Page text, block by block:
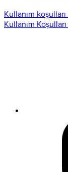
Kullanım
Kullanım